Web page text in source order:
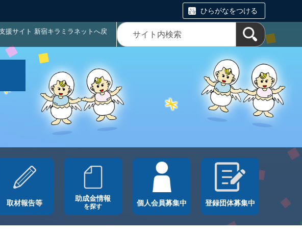
ひらがなをつける
援サイト 新宿キラミラネットへ戻
取材報告等
助成金情報
を探す 個人会員募集中 登録団体募集中